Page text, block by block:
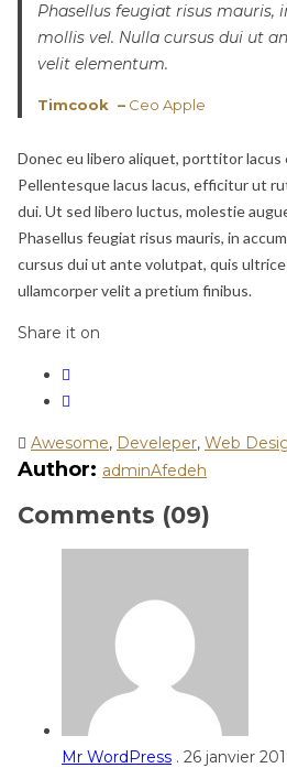
Phasellus feugiat risus mauris,
mollis vel. Nulla cursus dui ut
velit elementum.
Timcook –Ceo Apple
Donec eu libero aliquet, porttitor lacus
Pellentesque lacus lacus, efficitur ut
dui. Ut sed libero luctus, molestie
Phasellus feugiat risus mauris, in
cursus dui ut ante volutpat, quis
ullamcorper velit a pretium finibus.
Share it on
Awesome, Develeper, Web
Author: adminAfedeh
Comments (09)
Mr WordPress . 26 janvier